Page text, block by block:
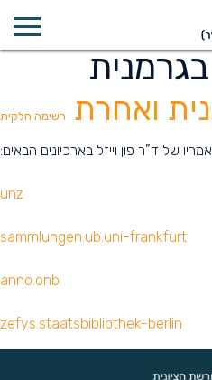
ואחרת רשימה חלקית
של ד”ר פון וייזל בארכיונים הבאים:
unz
sammlungen.ub.uni-frankfurt
anno.onb
zefys.staatsbibliothek-berlin